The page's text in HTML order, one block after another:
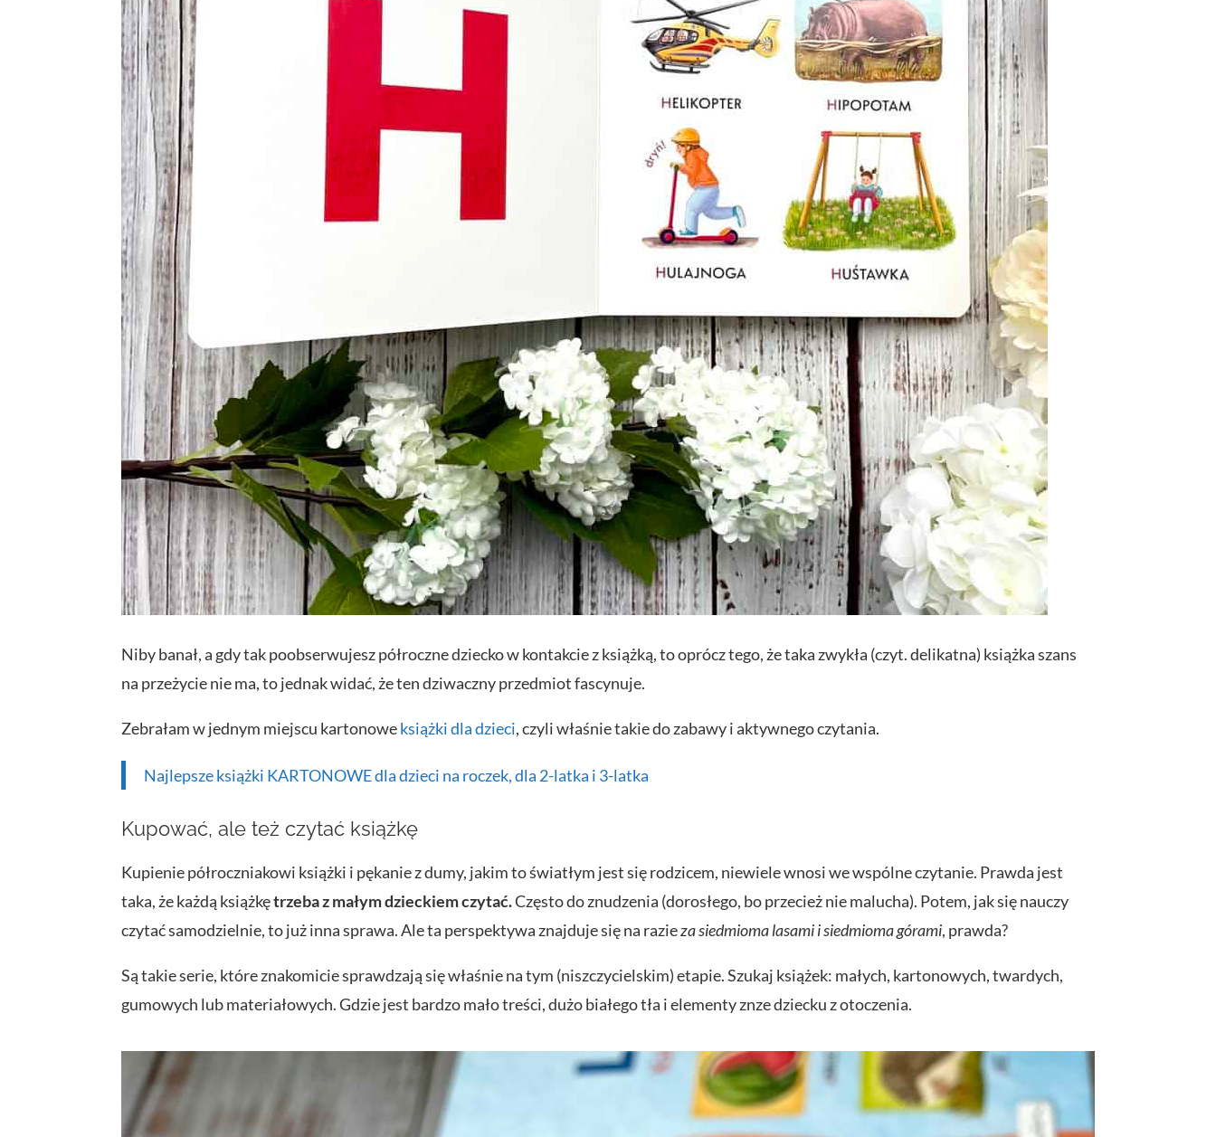
Niby banał, a gdy tak poobserwujesz półroczne dziecko w kontakcie z książką, to oprócz tego, że taka zwykła (czyt. delikatna) książka szans
na przeżycie nie ma, to jednak widać, że ten dziwaczny przedmiot fascynuje.
Zebrałam w jednym miejscu kartonoweksiążki dla dzieci, czyli właśnie takie do zabawy i aktywnego czytania.
Najlepsze książki KARTONOWE dla dzieci na roczek, dla 2-latka i 3-latka
Kupować, ale też czytać książkę
Kupienie półroczniakowi książki i pękanie z dumy, jakim to światłym jest się rodzicem, niewiele wnosi we wspólne czytanie. Prawda jest
taka, że każdą książkętrzeba z małym dzieckiem czytać.Często do znudzenia (dorosłego, bo przecież nie malucha). Potem, jak się nauczy
czytać samodzielnie, to już inna sprawa. Ale ta perspektywa znajduje się na razieza siedmioma lasami i siedmioma górami, prawda?
Są takie serie, które znakomicie sprawdzają się właśnie na tym (niszczycielskim) etapie. Szukaj książek: małych, kartonowych, twardych,
gumowych lub materiałowych. Gdzie jest bardzo mało treści, dużo białego tła i elementy znze dziecku z otoczenia.